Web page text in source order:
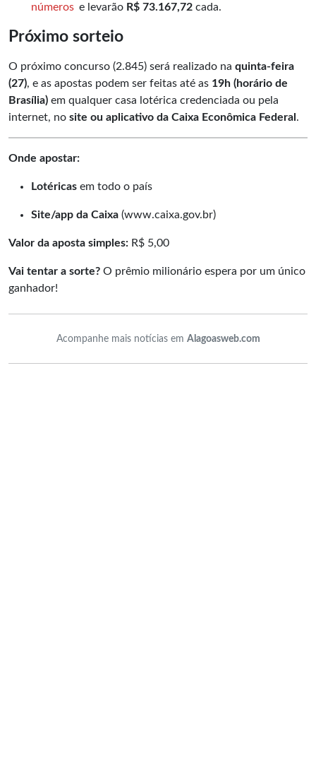
números e levarão R$ 73.167,72 cada.
Próximo sorteio
O próximo concurso (2.845) será realizado na quinta-feira
(27), e as apostas podem ser feitas até as 19h (horário de
Brasília) em qualquer casa lotérica credenciada ou pela
internet, no site ou aplicativo da Caixa Econômica Federal .
Onde apostar:
Lotéricas em todo o país
Site/app da Caixa (www.caixa.gov.br)
Valor da aposta simples: R$ 5,00
Vai tentar a sorte? O prêmio milionário espera por um único
ganhador!
Acompanhe mais notícias em Alagoasweb.com